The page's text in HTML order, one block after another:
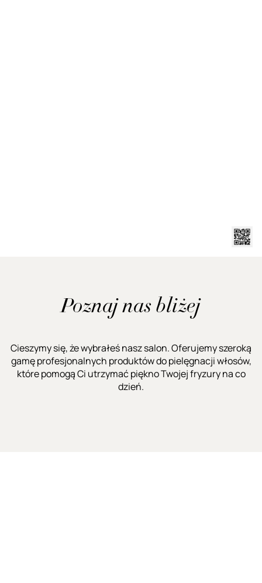
Poznaj nas bliżej
Cieszymy się, że wybrałeś nasz salon. Oferujemy szeroką
gamę profesjonalnych produktów do pielęgnacji włosów,
które pomogą Ci utrzymać piękno Twojej fryzury na co
dzień.